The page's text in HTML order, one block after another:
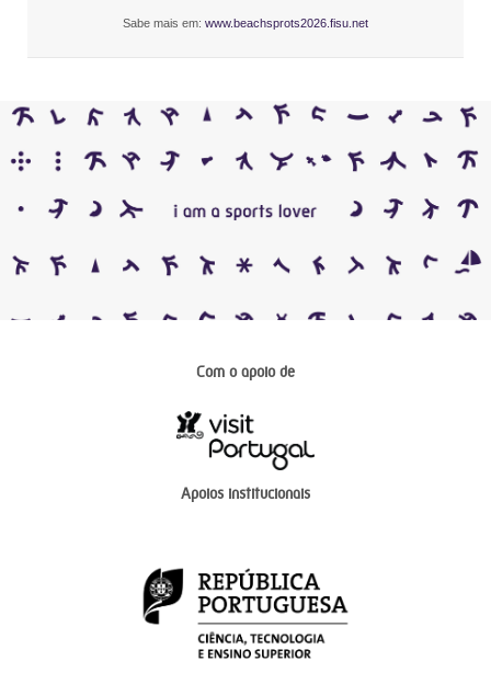
Sabe mais em: www.beachsprots2026.fisu.net
Com o apoio de
Apoios institucionais